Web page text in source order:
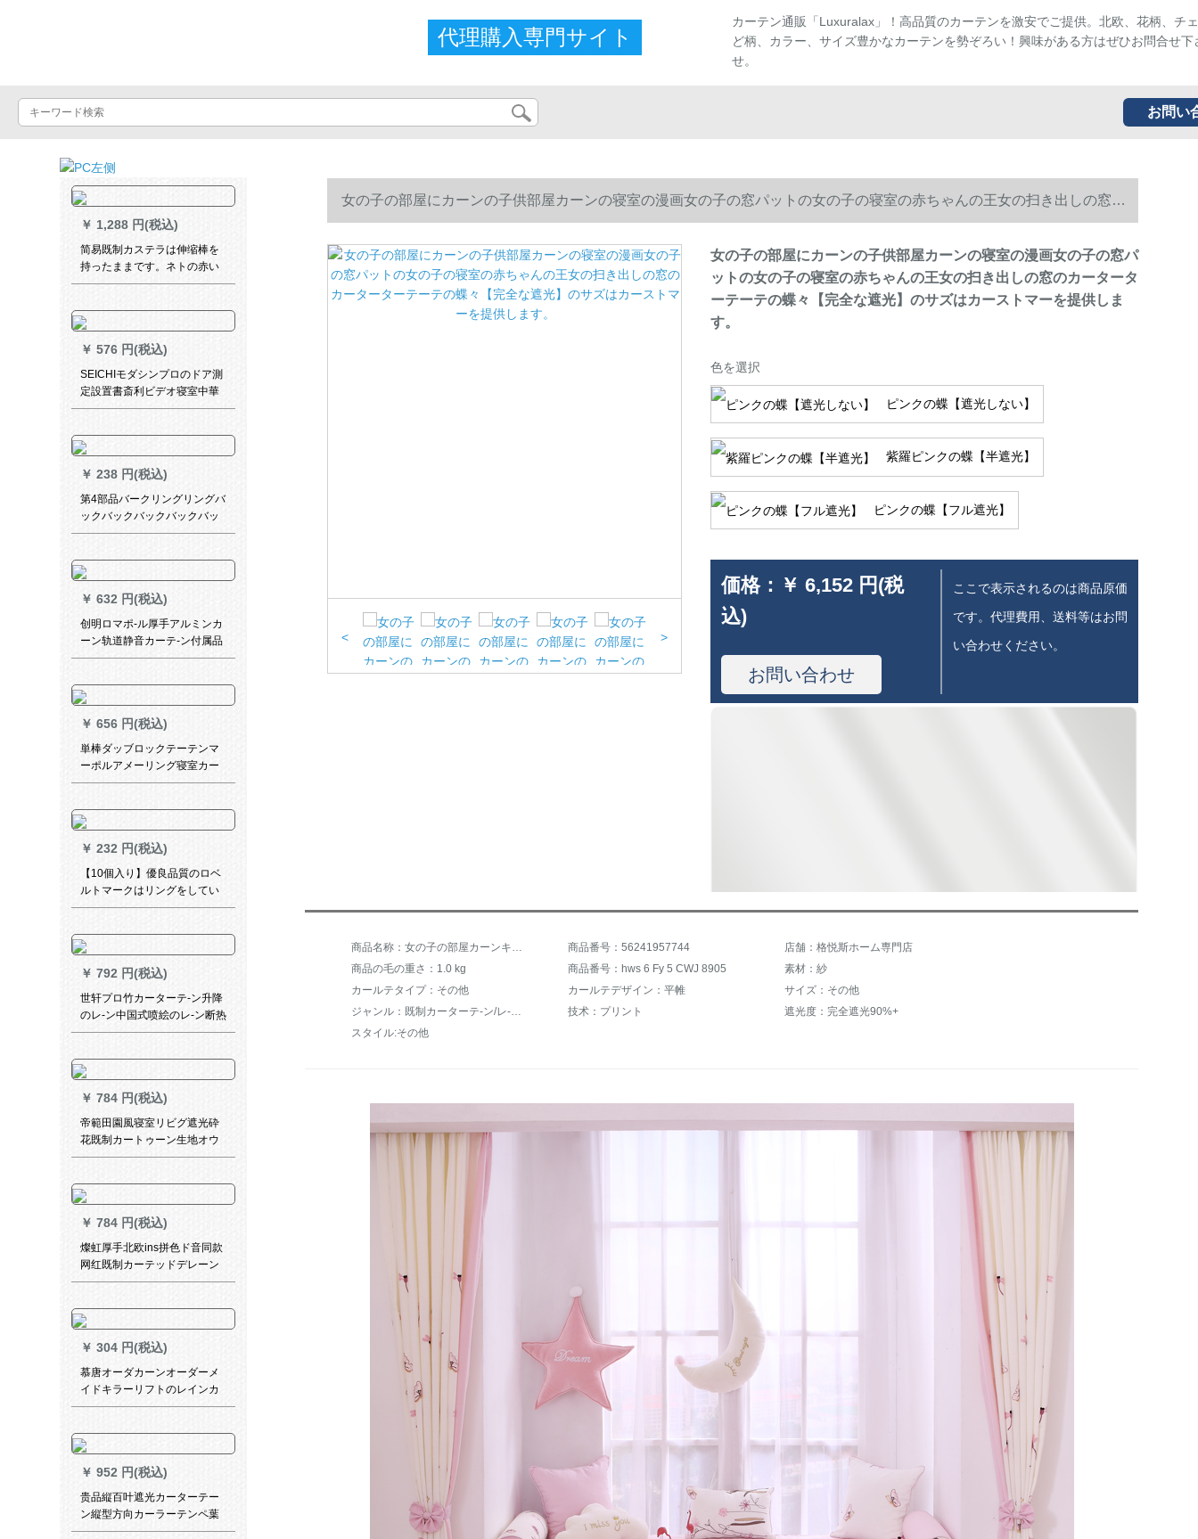
代理購入専門サイト
カーテン通販「Luxuralax」！高品質のカーテンを激安でご提供。北欧、花柄、チ
ど柄、カラー、サイズ豊かなカーテンを勢ぞろい！興味がある方はぜひお問合せ下
せ。
お問い
￥ 1,288 円(税込)
简易既制カステラは伸缩棒を
持ったままです。ネトの赤い
insをin strulなです。どうぞ。
リングルームは全部日光を遮
ります。マジで貼るタプで
す。テ`ンは穴を开けないで伸
ばす棒を隠します。青い90%
遮光1.8枚x 1.8高です。
￥ 576 円(税込)
SEICHIモダシンプロのドア測
定設置書斎利ビデオ寝室中華
北欧经典既制カーターテーン
ーダメード1メトル単价
￥ 238 円(税込)
第4部品バークリングリングバ
ックバックバックバックバッ
クバックの留めめを残しま
￥ 632 円(税込)
创明ロマポ-ル厚手アルミンカ
ーン轨道静音カーテ-ン付属品
単棒双棒オーダカーンディ-ン
￥ 656 円(税込)
単棒ダッブロックテーテンマ
ーポルアメーリング寝室カー
リングリングリングリングリ
グリングリングリングと白カ
ードライン补强28 mm【鉄芸
棒】ダブルロド/米
￥ 232 円(税込)
【10個入り】優良品質のロベ
ルトマークはリングをしてい
ます。ニバサルションは大径
輪カーリングリングです。重
さは44 mmです。大口径の吊
り輪は10個入ります。
￥ 792 円(税込)
世轩プロ竹カーターテ-ン升降
のレ-ン中国式喷絵のレ-ン断热
书斎茶室チムバ遮光カーンテ-
￥ 784 円(税込)
帝範田園風寝室リビグ遮光砕
花既制カートゥーン生地オウ
タテテン（一枚の価格格）2.5
ク）
￥ 784 円(税込)
燦虹厚手北欧ins拼色ド音同款
网红既制カーテッドデレーン
ゴ寝室オレフ寝室オレイン寝
オレインハーン
￥ 304 円(税込)
慕唐オーダカーンオーダーメ
イドキラーリフトのレインカ
ーンテーリングテーパーティ
遮光パッドパッドビーズのレ
インカーストグレーを引かな
いでください。
￥ 952 円(税込)
贵品縦百叶遮光カーターテー
ン縦型方向カーラーテンペ葉
カーンンテーリングリングリ
女の子の部屋にカーンの子供部屋カーンの寝室の漫画女の子の窓パットの女の子の寝室の赤ちゃんの王女の扫き出しの窓の
カーターターテーテの蝶々【完全な遮光】のサズはカーストマーを提供します。
< >
女の子の部屋にカーンの子供部屋カーンの寝室の漫画女の子の窓パ
ットの女の子の寝室の赤ちゃんの王女の扫き出しの窓のカータータ
ーテーテの蝶々【完全な遮光】のサズはカーストマーを提供しま
す。
色を選択
ピンクの蝶【遮光しない】
紫羅ピンクの蝶【半遮光】
ピンクの蝶【フル遮光】
価格： ￥ 6,152 円(税
込)
お問い合わせ
ここで表示されるのは商品原価
です。代理費用、送料等はお問
い合わせください。
商品名称：女の子の部屋カーンキッズルームカーターの寝室キャラクター女の子の出窓パッド女の子の寝室の赤ちゃんの王女掃き出し窓カーターテンピンク蝶々【完全遮光】サイズ連絡サービスのオファーを提供します。 商品番号：56241957744
店舗：格悦斯ホーム専門店
商品の毛の重さ：1.0 kg
商品番号：hws 6 Fy 5 CWJ 8905
素材：紗
カールテタイプ：その他
カールテデザイン：平帷
サイズ：その他
ジャンル：既制カーターテ-ン/レ-スカーンテ-ン
技术：プリント
遮光度：完全遮光90%+
スタイル:その他